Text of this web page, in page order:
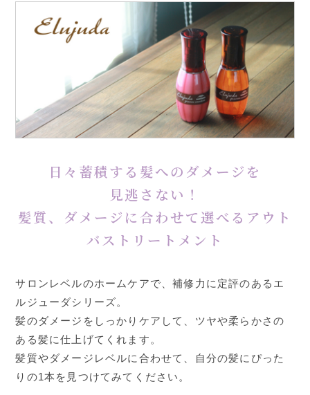
日々蓄積する髪へのダメージを
見逃さない！
髪質、ダメージに合わせて選べるアウト
バストリートメント
サロンレベルのホームケアで、補修力に定評のあるエ
ルジューダシリーズ。
髪のダメージをしっかりケアして、ツヤや柔らかさの
ある髪に仕上げてくれます。
髪質やダメージレベルに合わせて、自分の髪にぴった
りの1本を見つけてみてください。